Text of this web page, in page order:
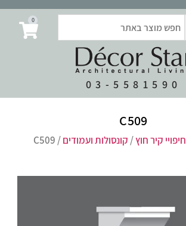
03-5581590
0
C509
חיפויי קיר חוץ/ קונסולות ועמודים/ C509